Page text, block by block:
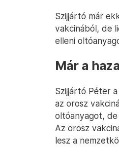
Szijjártó már
vakcinából, de
elleni
Már a
Szijjártó Péter
az orosz
oltóanyagot,
Az orosz
lesz a